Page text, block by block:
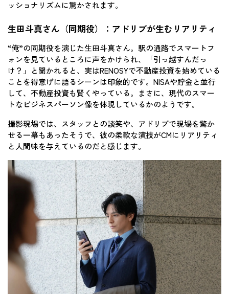
ッショナリズムに驚かされます。
生田斗真さん（同期役）：アドリブが生むリアリティ
“俺”の同期役を演じた生田斗真さん。駅の通路でスマートフ
ォンを見ているところに声をかけられ、「引っ越すんだっ
け？」と聞かれると、実はRENOSYで不動産投資を始めている
ことを得意げに語るシーンは印象的です。NISAや貯金と並行
して、不動産投資も賢くやっている。まさに、現代のスマー
トなビジネスパーソン像を体現しているかのようです。
撮影現場では、スタッフとの談笑や、アドリブで現場を驚か
せる一幕もあったそうで、彼の柔軟な演技がCMにリアリティ
と人間味を与えているのだと感じます。